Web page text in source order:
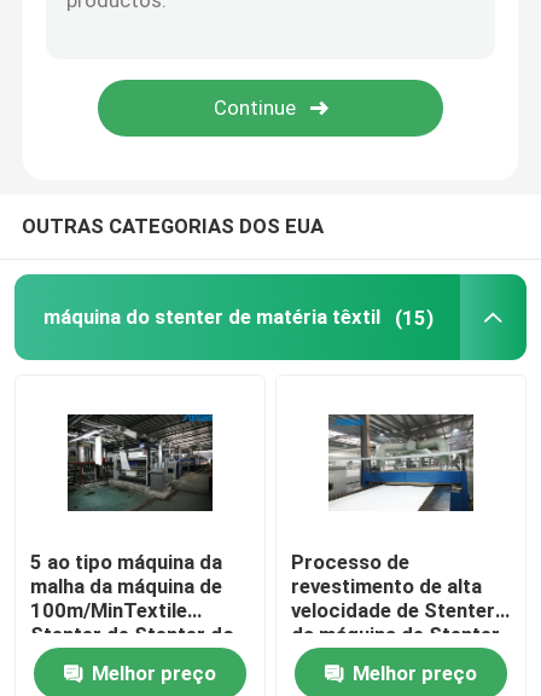
OUTRAS CATEGORIAS DOS EUA
máquina do stenter de matéria têxtil (15)
5 ao tipo máquina da
malha da máquina de
100m/MinTextile
Stenter de Stenter do
ar quente do vapor
Melhor preço
Processo de
revestimento de alta
velocidade de Stenter
da máquina de Stenter
da tela do óleo térmico
do poliésterMelhor preço